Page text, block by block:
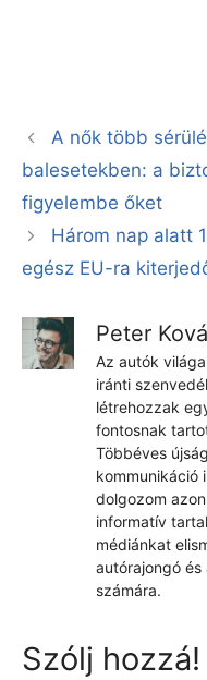
A nők több
balesetekben: a
figyelembe őket
Három nap alatt
egész EU-ra
Peter
Az autók
iránti
létrehozzak
fontosnak
Többéves
kommunikáció
dolgozom
informatív
médiánkat
autórajongó
számára.
Szólj hozzá!